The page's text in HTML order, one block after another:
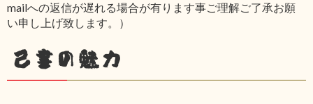
mailへの返信が遅れる場合が有ります事ご理解ご了承お願
い申し上げ致します。）
己書の魅力